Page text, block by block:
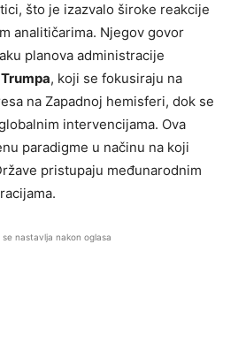
što je izazvalo široke reakcije
analitičarima. Njegov govor
planova administracije
, koji se fokusiraju na
na Zapadnoj hemisferi, dok se
intervencijama. Ova
paradigme u načinu na koji
pristupaju međunarodnim
se nastavlja nakon oglasa